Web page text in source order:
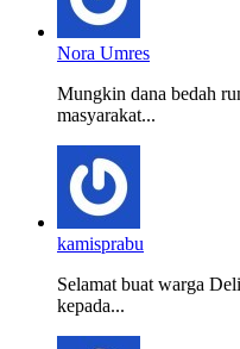
Nora Umres
Mungkin dana bedah
masyarakat...
kamisprabu
Selamat buat warga
kepada...